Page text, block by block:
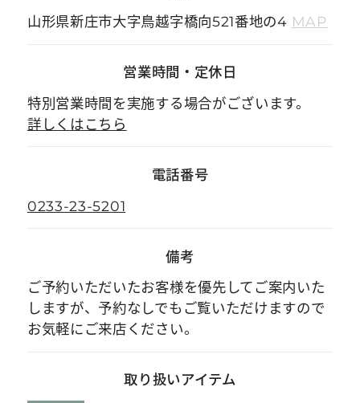
山形県新庄市大字鳥越字橋向521番地の4 MAP
営業時間 ・ 定休日
特別営業時間を実施する場合がございます。
詳しくはこちら
電話番号
0233-23-5201
備考
ご予約いただいたお客様を優先してご案内いた
しますが、予約なしでもご覧いただけますので
お気軽にご来店ください。
取り扱いアイテム